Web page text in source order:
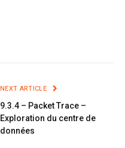
NEXT ARTICLE
9.3.4 – Packet Trace –
Exploration du centre de
données